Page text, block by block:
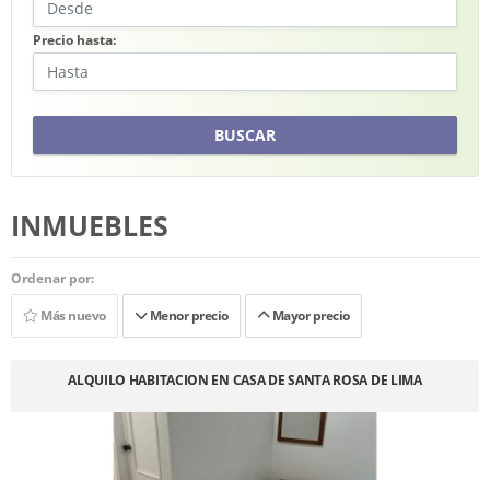
Precio hasta:
BUSCAR
INMUEBLES
Ordenar por:
Más nuevo
Menor precio Mayor precio
ALQUILO HABITACION EN CASA DE SANTA ROSA DE LIMA